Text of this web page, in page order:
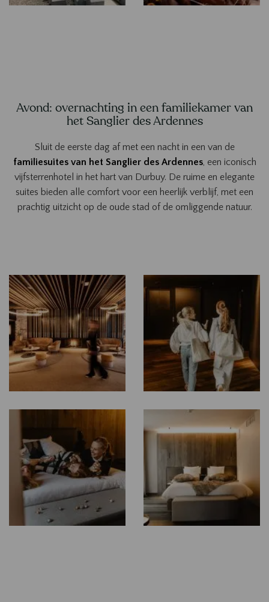
Avond: overnachting in een familiekamer van
het Sanglier des Ardennes
Sluit de eerste dag af met een nacht in een van de
familiesuites van het Sanglier des Ardennes, een iconisch
vijfsterrenhotel in het hart van Durbuy. De ruime en elegante
suites bieden alle comfort voor een heerlijk verblijf, met een
prachtig uitzicht op de oude stad of de omliggende natuur.